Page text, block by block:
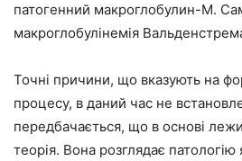
патогенний макроглобулин-М.
макроглобулінемія
Точні причини, що вказують на
процесу, в даний час не
передбачається, що в основі
теорія. Вона розглядає патологію